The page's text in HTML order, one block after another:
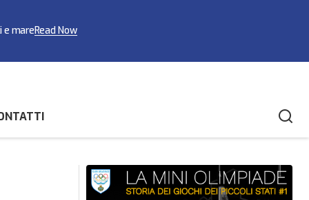
e mareRead Now
storica finale per Jasmine Verbena